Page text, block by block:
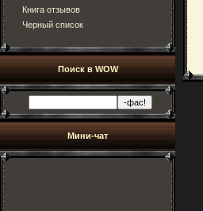
Книга отзывов
Черный список
Поиск в WOW
Мини-чат